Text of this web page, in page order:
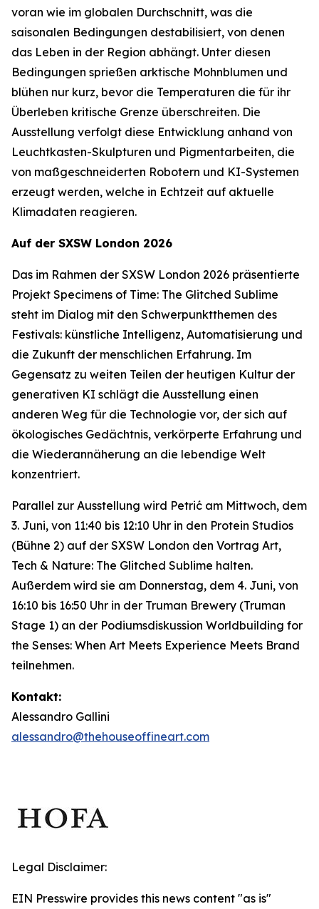
voran wie im globalen Durchschnitt, was die
saisonalen Bedingungen destabilisiert, von denen
das Leben in der Region abhängt. Unter diesen
Bedingungen sprießen arktische Mohnblumen und
blühen nur kurz, bevor die Temperaturen die für ihr
Überleben kritische Grenze überschreiten. Die
Ausstellung verfolgt diese Entwicklung anhand von
Leuchtkasten-Skulpturen und Pigmentarbeiten, die
von maßgeschneiderten Robotern und KI-Systemen
erzeugt werden, welche in Echtzeit auf aktuelle
Klimadaten reagieren.
Auf der SXSW London 2026
Das im Rahmen der SXSW London 2026 präsentierte
Projekt Specimens of Time: The Glitched Sublime
steht im Dialog mit den Schwerpunktthemen des
Festivals: künstliche Intelligenz, Automatisierung und
die Zukunft der menschlichen Erfahrung. Im
Gegensatz zu weiten Teilen der heutigen Kultur der
generativen KI schlägt die Ausstellung einen
anderen Weg für die Technologie vor, der sich auf
ökologisches Gedächtnis, verkörperte Erfahrung und
die Wiederannäherung an die lebendige Welt
konzentriert.
Parallel zur Ausstellung wird Petrić am Mittwoch, dem
3. Juni, von 11:40 bis 12:10 Uhr in den Protein Studios
(Bühne 2) auf der SXSW London den Vortrag Art,
Tech & Nature: The Glitched Sublime halten.
Außerdem wird sie am Donnerstag, dem 4. Juni, von
16:10 bis 16:50 Uhr in der Truman Brewery (Truman
Stage 1) an der Podiumsdiskussion Worldbuilding for
the Senses: When Art Meets Experience Meets Brand
teilnehmen.
Kontakt:
Alessandro Gallini
alessandro@thehouseoffineart.com
Legal Disclaimer:
EIN Presswire provides this news content "as is"